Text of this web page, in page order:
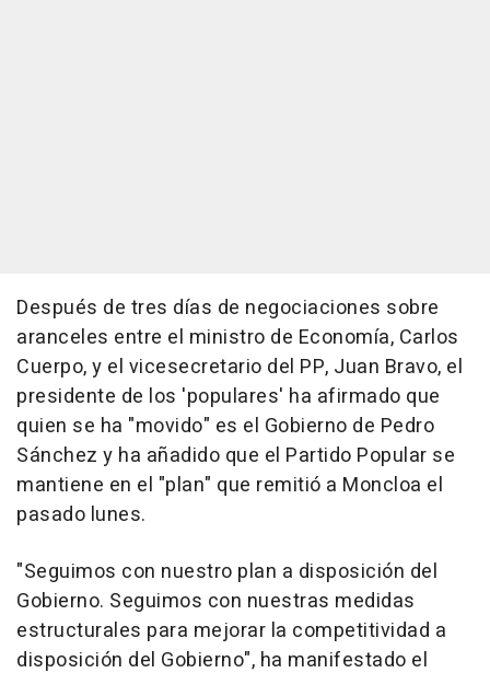
Después de tres días de negociaciones sobre
aranceles entre el ministro de Economía, Carlos
Cuerpo, y el vicesecretario del PP, Juan Bravo, el
presidente de los 'populares' ha afirmado que
quien se ha "movido" es el Gobierno de Pedro
Sánchez y ha añadido que el Partido Popular se
mantiene en el "plan" que remitió a Moncloa el
pasado lunes.
"Seguimos con nuestro plan a disposición del
Gobierno. Seguimos con nuestras medidas
estructurales para mejorar la competitividad a
disposición del Gobierno", ha manifestado el